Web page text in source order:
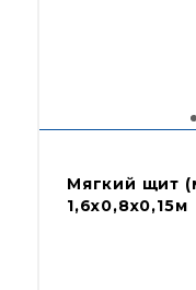
Мягкий щит
1,6х0,8х0,15м